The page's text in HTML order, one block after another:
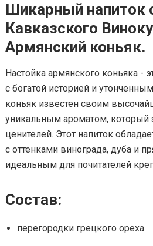
Шикарный напиток
Кавказского
Армянский коньяк.
Настойка армянского коньяка -
с богатой историей и
коньяк известен своим
уникальным ароматом, который
ценителей. Этот напиток
с оттенками винограда, дуба и
идеальным для почитателей
Состав:
перегородки грецкого ореха